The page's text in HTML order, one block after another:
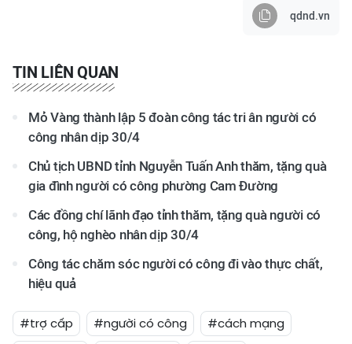
qdnd.vn
TIN LIÊN QUAN
Mỏ Vàng thành lập 5 đoàn công tác tri ân người có
công nhân dịp 30/4
Chủ tịch UBND tỉnh Nguyễn Tuấn Anh thăm, tặng quà
gia đình người có công phường Cam Đường
Các đồng chí lãnh đạo tỉnh thăm, tặng quà người có
công, hộ nghèo nhân dịp 30/4
Công tác chăm sóc người có công đi vào thực chất,
hiệu quả
#trợ cấp #người có công
#cách mạng